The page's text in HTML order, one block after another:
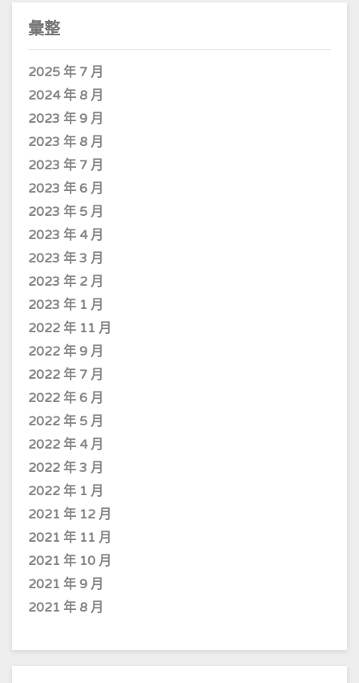
彙整
2025 年 7 月
2024 年 8 月
2023 年 9 月
2023 年 8 月
2023 年 7 月
2023 年 6 月
2023 年 5 月
2023 年 4 月
2023 年 3 月
2023 年 2 月
2023 年 1 月
2022 年 11 月
2022 年 9 月
2022 年 7 月
2022 年 6 月
2022 年 5 月
2022 年 4 月
2022 年 3 月
2022 年 1 月
2021 年 12 月
2021 年 11 月
2021 年 10 月
2021 年 9 月
2021 年 8 月